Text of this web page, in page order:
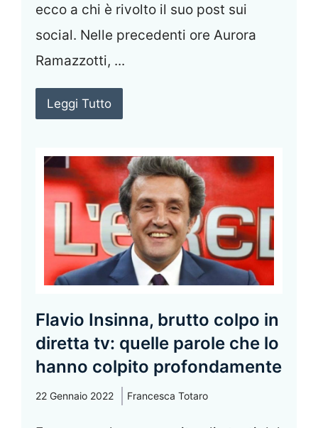
ecco a chi è rivolto il suo post sui
social. Nelle precedenti ore Aurora
Ramazzotti, ...
Leggi Tutto
Flavio Insinna, brutto colpo in
diretta tv: quelle parole che lo
hanno colpito profondamente
22 Gennaio 2022 Francesca Totaro